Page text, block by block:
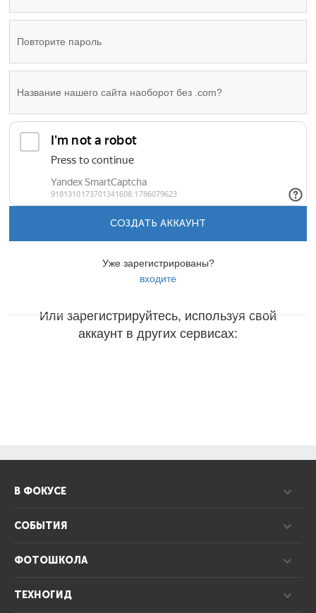
СОЗДАТЬ АККАУНТ
Уже зарегистрированы?
входите
Или зарегистрируйтесь, используя свой
аккаунт в других сервисах:
В ФОКУСЕ
СОБЫТИЯ
ФОТОШКОЛА
ТЕХНОГИД